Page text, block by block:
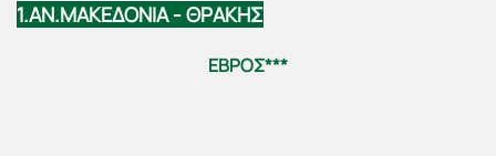
1.ΑΝ.ΜΑΚΕΔΟΝΙΑ - ΘΡΑΚΗΣ
ΕΒΡΟΣ***